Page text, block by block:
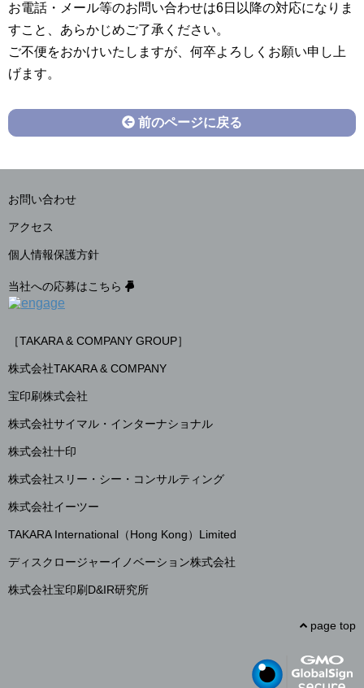
お電話・メール等のお問い合わせは6日以降の対応になりま
すこと、あらかじめご了承ください。
ご不便をおかけいたしますが、何卒よろしくお願い申し上
げます。
前のページに戻る
お問い合わせ
アクセス
個人情報保護方針
当社への応募はこちら
［TAKARA & COMPANY GROUP］
株式会社TAKARA & COMPANY
宝印刷株式会社
株式会社サイマル・インターナショナル
株式会社十印
株式会社スリー・シー・コンサルティング
株式会社イーツー
TAKARA International（Hong Kong）Limited
ディスクロージャーイノベーション株式会社
株式会社宝印刷D&IR研究所
page top